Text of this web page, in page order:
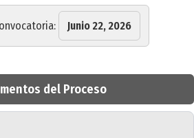
Junio 22, 2026
del Proceso